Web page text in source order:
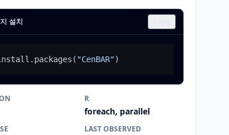
설치
( "CenBAR")
R
foreach, parallel
LAST OBSERVED